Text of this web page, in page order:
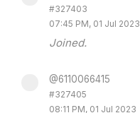
#327403
07:45 PM, 01 Jul 2023
Joined.
@6110066415
#327405
08:11 PM, 01 Jul 2023